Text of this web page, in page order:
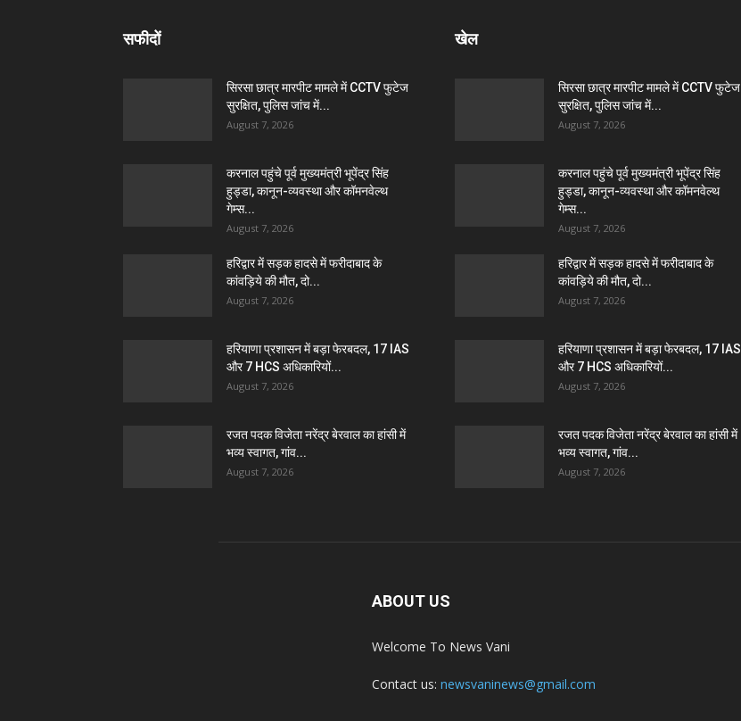
सफीदों
सिरसा छात्र मारपीट मामले में CCTV फुटेज
सुरक्षित, पुलिस जांच में...
August 7, 2026
करनाल पहुंचे पूर्व मुख्यमंत्री भूपेंद्र सिंह
हुड्डा, कानून-व्यवस्था और कॉमनवेल्थ
गेम्स...
August 7, 2026
हरिद्वार में सड़क हादसे में फरीदाबाद के
कांवड़िये की मौत, दो...
August 7, 2026
हरियाणा प्रशासन में बड़ा फेरबदल, 17 IAS
और 7 HCS अधिकारियों...
August 7, 2026
रजत पदक विजेता नरेंद्र बेरवाल का हांसी में
भव्य स्वागत, गांव...
August 7, 2026
खेल
सिरसा छात्र मारपीट मामले में CCTV फुटेज
सुरक्षित, पुलिस जांच में...
August 7, 2026
करनाल पहुंचे पूर्व मुख्यमंत्री भूपेंद्र सिंह
हुड्डा, कानून-व्यवस्था और कॉमनवेल्थ
गेम्स...
August 7, 2026
हरिद्वार में सड़क हादसे में फरीदाबाद के
कांवड़िये की मौत, दो...
August 7, 2026
हरियाणा प्रशासन में बड़ा फेरबदल, 17 IAS
और 7 HCS अधिकारियों...
August 7, 2026
रजत पदक विजेता नरेंद्र बेरवाल का हांसी में
भव्य स्वागत, गांव...
August 7, 2026
ABOUT US
Welcome To News Vani
Contact us: newsvaninews@gmail.com